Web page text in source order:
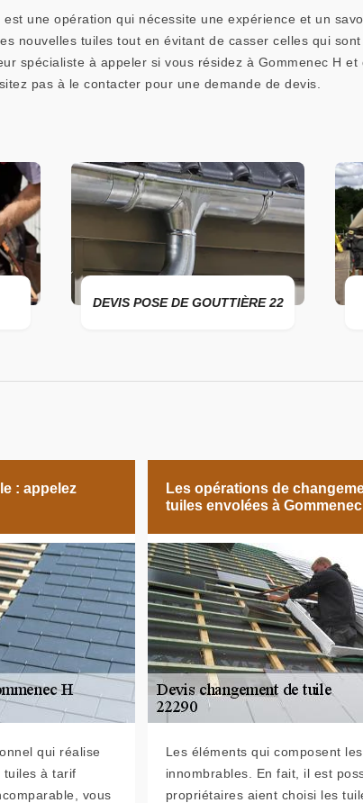
est une opération qui nécessite une expérience et un
nouvelles tuiles tout en évitant de casser celles qui
spécialiste à appeler si vous résidez à Gommenec H
pas à le contacter pour une demande de devis.
DEVIS POSE DE GOUTTIÈRE 22
: appelez
qui réalise
tuiles à tarif
vous
Les opérations de
tuiles envolées à Gommenec
Les éléments qui composent
innombrables. En fait, il est
propriétaires aient choisi les